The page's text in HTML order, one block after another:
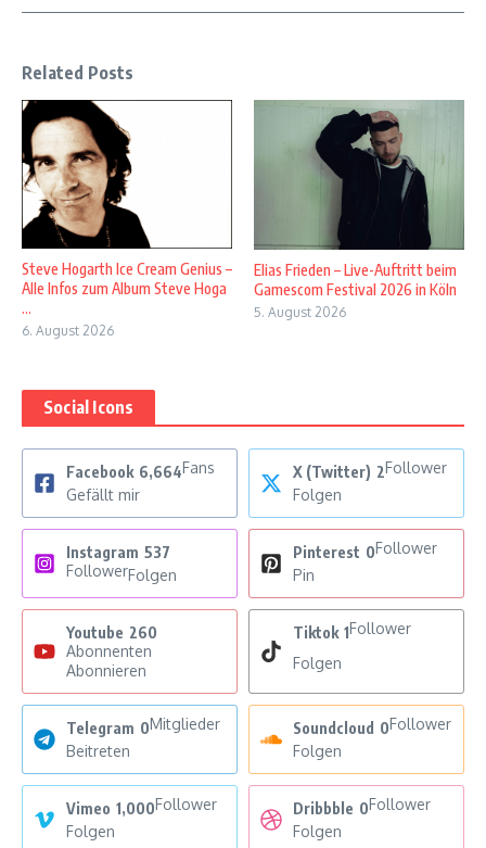
Related Posts
Steve Hogarth Ice Cream Genius –
Alle Infos zum Album Steve Hoga
...
6. August 2026
Elias Frieden – Live-Auftritt beim
Gamescom Festival 2026 in Köln
5. August 2026
Social Icons
Facebook 6,664Fans
Gefällt mir
X (Twitter) 2Follower
Folgen
Instagram 537
FollowerFolgen
Pinterest 0Follower
Pin
Youtube 260
Abonnenten
Abonnieren
Tiktok 1Follower
Folgen
Telegram 0Mitglieder
Beitreten
Soundcloud 0Follower
Folgen
Vimeo 1,000Follower
Folgen
Dribbble 0Follower
Folgen